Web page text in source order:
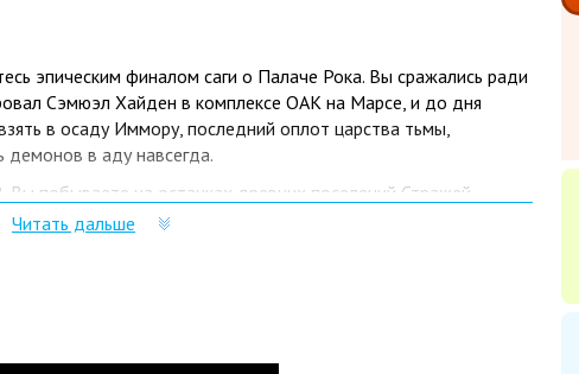
эпическим финалом саги о Палаче Рока. Вы сражались ради
Сэмюэл Хайден в комплексе ОАК на Марсе, и до дня
в осаду Иммору, последний оплот царства тьмы,
демонов в аду навсегда.
на останках древних поселений Стражей,
заросшие руины земного города, где спрятан таинственный
Вас поджидают новые смертельно опасные
экипирован особой броней и наносит мощный удар кулаком.
шкурой и предпочитает драться в ближнем бою. Зомби-
Читать дальше